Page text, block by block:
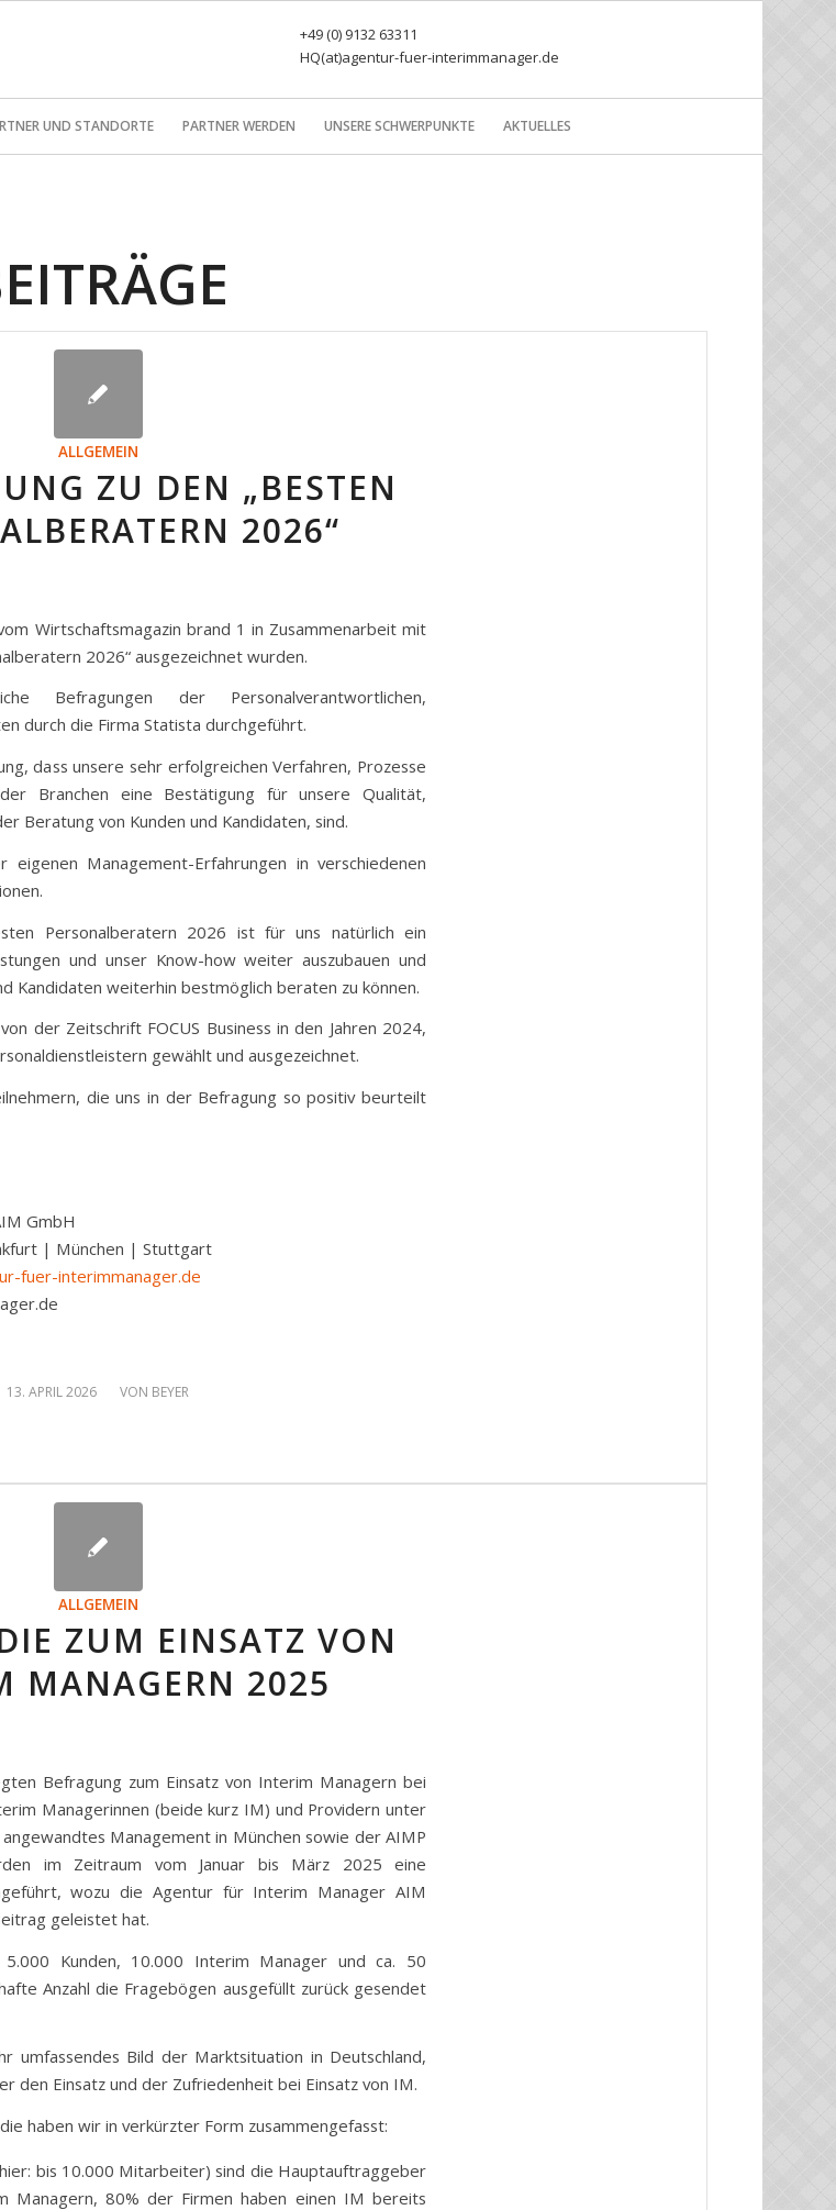
+49 (0) 9132 63311
HQ(at)agentur-fuer-interimmanager.de
UND STANDORTE PARTNER WERDEN UNSERE SCHWERPUNKTE AKTUELLES
ALLGEMEIN
ZU DEN „BESTEN
2026“
Wirtschaftsmagazin brand 1 in Zusammenarbeit mit
2026“ ausgezeichnet wurden.
Befragungen der Personalverantwortlichen,
durch die Firma Statista durchgeführt.
dass unsere sehr erfolgreichen Verfahren, Prozesse
Branchen eine Bestätigung für unsere Qualität,
Beratung von Kunden und Kandidaten, sind.
Management-Erfahrungen in verschiedenen
Personalberatern 2026 ist für uns natürlich ein
und unser Know-how weiter auszubauen und
Kandidaten weiterhin bestmöglich beraten zu können.
der Zeitschrift FOCUS Business in den Jahren 2024,
gewählt und ausgezeichnet.
die uns in der Befragung so positiv beurteilt
GmbH
| München | Stuttgart
fuer-interimmanager.de
13. APRIL 2026
/ VON BEYER
ALLGEMEIN
ZUM EINSATZ VON
MANAGERN 2025
Befragung zum Einsatz von Interim Managern bei
Managerinnen (beide kurz IM) und Providern unter
Management in München sowie der AIMP
im Zeitraum vom Januar bis März 2025 eine
wozu die Agentur für Interim Manager AIM
geleistet hat.
Kunden, 10.000 Interim Manager und ca. 50
Anzahl die Fragebögen ausgefüllt zurück gesendet
umfassendes Bild der Marktsituation in Deutschland,
den Einsatz und der Zufriedenheit bei Einsatz von IM.
haben wir in verkürzter Form zusammengefasst:
bis 10.000 Mitarbeiter) sind die Hauptauftraggeber
Managern, 80% der Firmen haben einen IM bereits